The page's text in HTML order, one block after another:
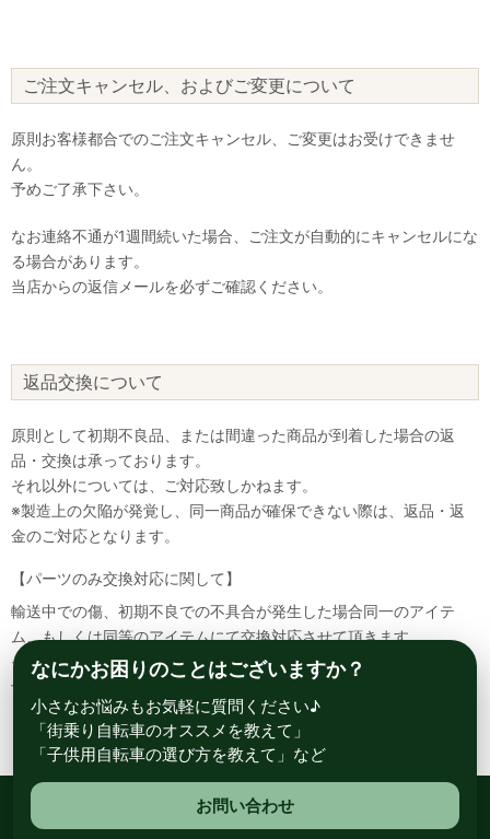
ご注文キャンセル、およびご変更について
原則お客様都合でのご注文キャンセル、ご変更はお受けできませ
ん。
予めご了承下さい。
なお連絡不通が1週間続いた場合、ご注文が自動的にキャンセルにな
る場合があります。
当店からの返信メールを必ずご確認ください。
返品交換について
原則として初期不良品、または間違った商品が到着した場合の返
品・交換は承っております。
それ以外については、ご対応致しかねます。
※製造上の欠陥が発覚し、同一商品が確保できない際は、返品・返
金のご対応となります。
【パーツのみ交換対応に関して】
輸送中での傷、初期不良での不具合が発生した場合同一のアイテ
ム、もしくは同等のアイテムにて交換対応させて頂きます。
その場合該当部品を着払いにて返送して頂く必要が御座いますので
予めご了承ください。
総合自転車専門店 サイクルスポット ル・サイク
なにかお困りのことはございますか？
小さなお悩みもお気軽に質問ください♪
「街乗り自転車のオススメを教えて」
「子供用自転車の選び方を教えて」など
お問い合わせ